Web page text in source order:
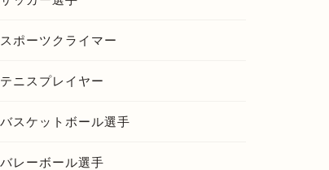
スポーツクライマー
テニスプレイヤー
バスケットボール選手
バレーボール選手